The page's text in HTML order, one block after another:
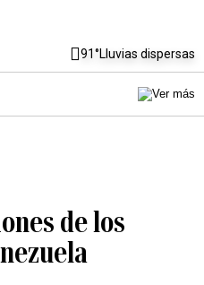
91°Lluvias dispersas
de los